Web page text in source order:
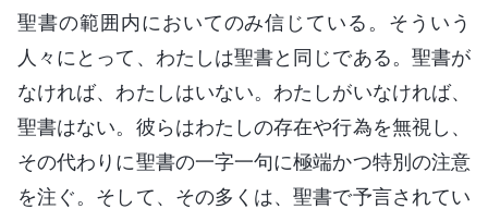
聖書の範囲内においてのみ信じている。そういう
人々にとって、わたしは聖書と同じである。聖書が
なければ、わたしはいない。わたしがいなければ、
聖書はない。彼らはわたしの存在や行為を無視し、
その代わりに聖書の一字一句に極端かつ特別の注意
を注ぐ。そして、その多くは、聖書で予言されてい